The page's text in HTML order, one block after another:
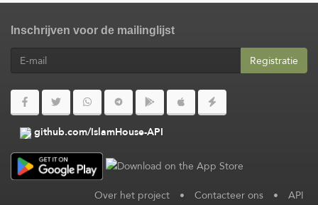
Inschrijven voor de mailinglijst
Registratie
github.com/IslamHouse-API
Over het project • Contacteer ons • API